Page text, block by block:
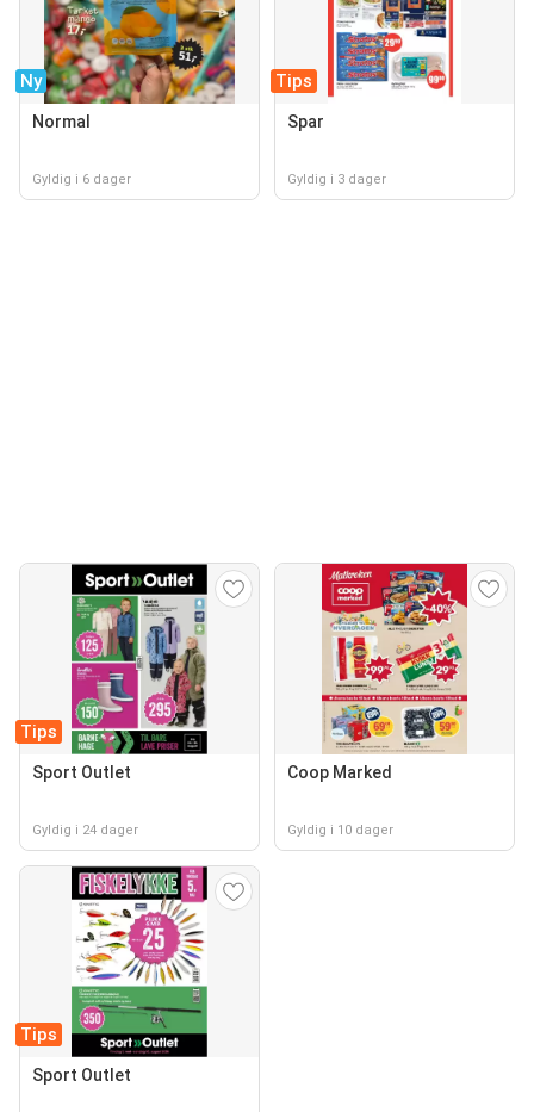
Ny
Normal
Gyldig i 6 dager
Tips
Spar
Gyldig i 3 dager
Tips
Sport Outlet
Gyldig i 24 dager
Coop Marked
Gyldig i 10 dager
Tips
Sport Outlet